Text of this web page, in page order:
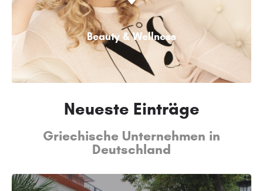
Beauty & Wellness
Neueste Einträge
Griechische Unternehmen in
Deutschland